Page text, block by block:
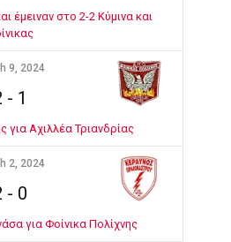
έμειναν στο 2-2 Κύμινα και
9, 2024
- 1
για Αχιλλέα Τριανδρίας
2, 2024
- 0
για Φοίνικα Πολίχνης